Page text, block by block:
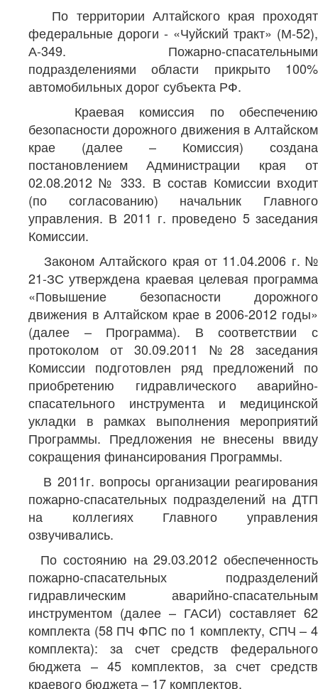
По территории Алтайского края проходят
федеральные дороги - «Чуйский тракт» (М-52),
А-349. Пожарно-спасательными
подразделениями области прикрыто 100%
автомобильных дорог субъекта РФ.
Краевая комиссия по обеспечению
безопасности дорожного движения в Алтайском
крае (далее – Комиссия) создана
постановлением Администрации края от
02.08.2012 № 333. В состав Комиссии входит
(по согласованию) начальник Главного
управления. В 2011 г. проведено 5 заседания
Комиссии.
Законом Алтайского края от 11.04.2006 г. №
21-ЗС утверждена краевая целевая программа
«Повышение безопасности дорожного
движения в Алтайском крае в 2006-2012 годы»
(далее – Программа). В соответствии с
протоколом от 30.09.2011 №28 заседания
Комиссии подготовлен ряд предложений по
приобретению гидравлического аварийно-
спасательного инструмента и медицинской
укладки в рамках выполнения мероприятий
Программы. Предложения не внесены ввиду
сокращения финансирования Программы.
В 2011г. вопросы организации реагирования
пожарно-спасательных подразделений на ДТП
на коллегиях Главного управления
озвучивались.
По состоянию на 29.03.2012 обеспеченность
пожарно-спасательных подразделений
гидравлическим аварийно-спасательным
инструментом (далее – ГАСИ) составляет 62
комплекта (58 ПЧ ФПС по 1 комплекту, СПЧ – 4
комплекта): за счет средств федерального
бюджета – 45 комплектов, за счет средств
краевого бюджета – 17 комплектов.